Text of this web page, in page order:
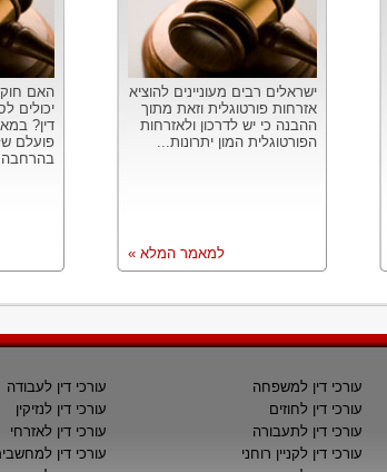
ישראלים רבים מעוניינים להוציא
אזרחות פורטוגלית וזאת מתוך
ההבנה כי יש לדרכון ולאזרחות
הפורטוגלית המון יתרונות...
למאמר המלא »
האם
יכולים
דין?
פועלם
עורכי דין למשפחה
עורכי דין לחוזים
עורכי דין לתעבורה
עורכי דין לקניין רוחני
עורכי דין לעבודה
עורכי דין לנזיקין
עורכי דין לאזרחי
עורכי דין